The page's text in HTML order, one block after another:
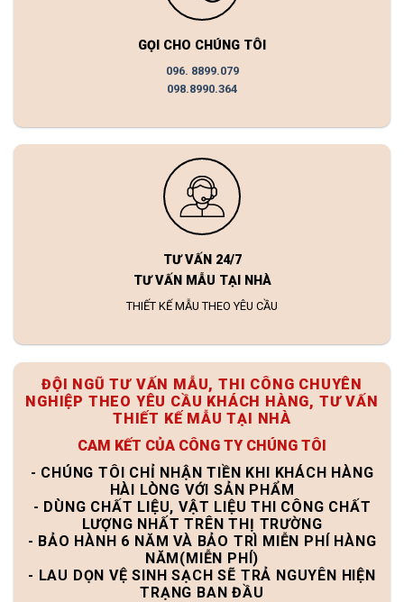
GỌI CHO CHÚNG TÔI
096. 8899.079
098.8990.364
TƯ VẤN 24/7
TƯ VẤN MẪU TẠI NHÀ
THIẾT KẾ MẪU THEO YÊU CẦU
ĐỘI NGŨ TƯ VẤN MẪU, THI CÔNG CHUYÊN
NGHIỆP THEO YÊU CẦU KHÁCH HÀNG, TƯ VẤN
THIẾT KẾ MẪU TẠI NHÀ
CAM KẾT CỦA CÔNG TY CHÚNG TÔI
- CHÚNG TÔI CHỈ NHẬN TIỀN KHI KHÁCH HÀNG
HÀI LÒNG VỚI SẢN PHẨM
- DÙNG CHẤT LIỆU, VẬT LIỆU THI CÔNG CHẤT
LƯỢNG NHẤT TRÊN THỊ TRƯỜNG
- BẢO HÀNH 6 NĂM VÀ BẢO TRÌ MIỄN PHÍ HÀNG
NĂM(MIỄN PHÍ)
- LAU DỌN VỆ SINH SẠCH SẼ TRẢ NGUYÊN HIỆN
TRẠNG BAN ĐẦU